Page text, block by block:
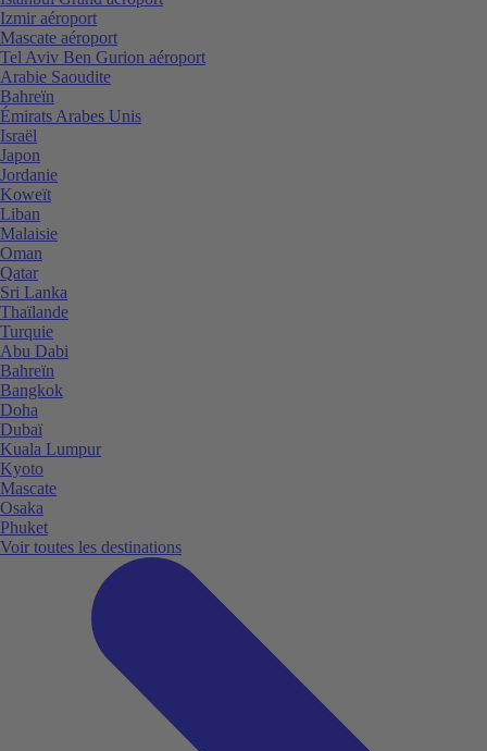
Izmir aéroport
Mascate aéroport
Tel Aviv Ben Gurion aéroport
Arabie Saoudite
Bahreïn
Émirats Arabes Unis
Israël
Japon
Jordanie
Koweït
Liban
Malaisie
Oman
Qatar
Sri Lanka
Thaïlande
Turquie
Abu Dabi
Bahreïn
Bangkok
Doha
Dubaï
Kuala Lumpur
Kyoto
Mascate
Osaka
Phuket
Voir toutes les destinations